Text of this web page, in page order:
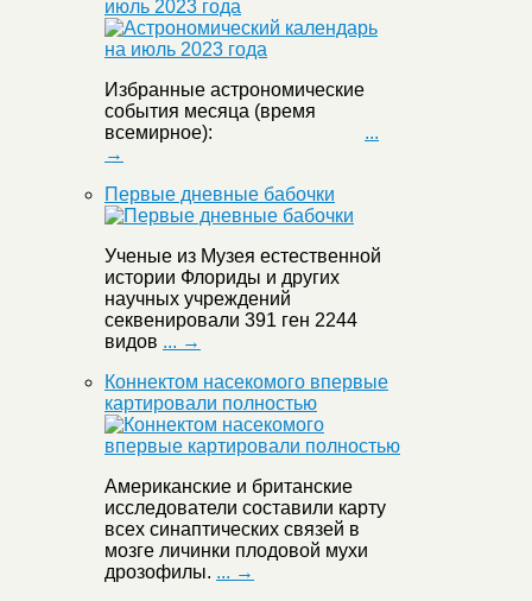
июль 2023 года
Избранные астрономические
события месяца (время
всемирное): ...
→
Первые дневные бабочки
Ученые из Музея естественной
истории Флориды и других
научных учреждений
секвенировали 391 ген 2244
видов ... →
Коннектом насекомого впервые
картировали полностью
Американские и британские
исследователи составили карту
всех синаптических связей в
мозге личинки плодовой мухи
дрозофилы. ... →